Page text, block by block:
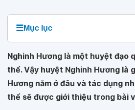
☰Mục lục
Nghinh Hương là một huyệt đạo
thể. Vậy huyệt Nghinh Hương là
Hương nằm ở đâu và tác dụng
thể sẽ được giới thiệu trong bài